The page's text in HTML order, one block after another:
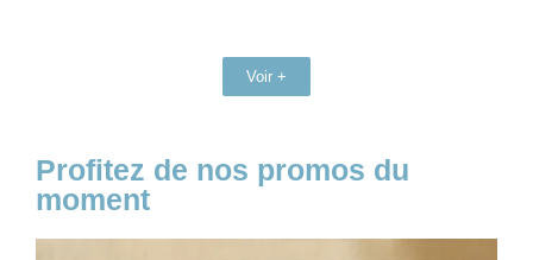
Voir +
Profitez de nos promos du
moment